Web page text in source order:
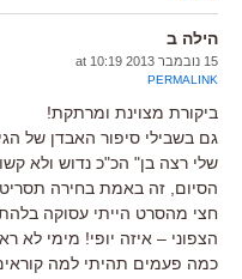
הילה ב
15 נובמבר 2013 at 10:19
PERMALINK
ביקורת מצוינת ומרתקת!
גם בשבילי סיפור האבדן של
שלי רצה בן" הכ"כ נדוש ולא
הסיום, זה באמת בחירה
חצי מהסרט הייתי עסוקה
הצפוני – איזה יופי! מימי לא
כמה פעמים תהיתי למה